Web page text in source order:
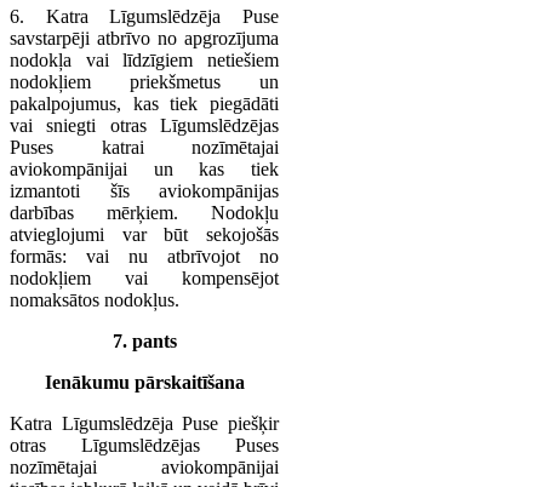
6. Katra Līgumslēdzēja Puse
savstarpēji atbrīvo no apgrozījuma
nodokļa vai līdzīgiem netiešiem
nodokļiem priekšmetus un
pakalpojumus, kas tiek piegādāti
vai sniegti otras Līgumslēdzējas
Puses katrai nozīmētajai
aviokompānijai un kas tiek
izmantoti šīs aviokompānijas
darbības mērķiem. Nodokļu
atvieglojumi var būt sekojošās
formās: vai nu atbrīvojot no
nodokļiem vai kompensējot
nomaksātos nodokļus.
7. pants
Ienākumu pārskaitīšana
Katra Līgumslēdzēja Puse piešķir
otras Līgumslēdzējas Puses
nozīmētajai aviokompānijai